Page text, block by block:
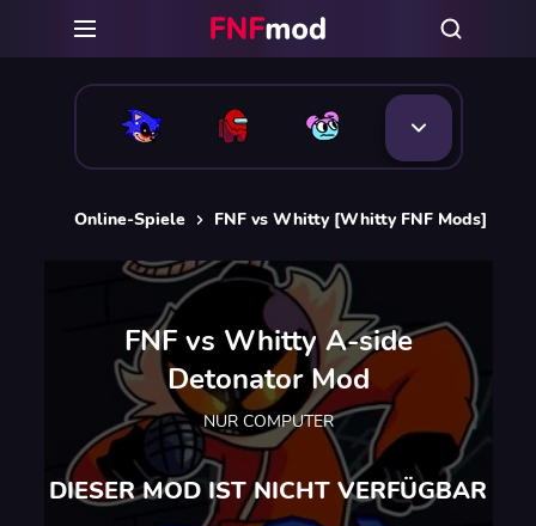
Online-Spiele FNF vs Whitty [Whitty FNF Mods]
FNF vs Whitty A-side
Detonator Mod
NUR COMPUTER
DIESER MOD IST NICHT VERFÜGBAR